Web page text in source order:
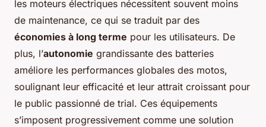
les moteurs électriques nécessitent souvent moins
de maintenance, ce qui se traduit par des
économies à long terme pour les utilisateurs. De
plus, l’autonomie grandissante des batteries
améliore les performances globales des motos,
soulignant leur efficacité et leur attrait croissant pour
le public passionné de trial. Ces équipements
s’imposent progressivement comme une solution